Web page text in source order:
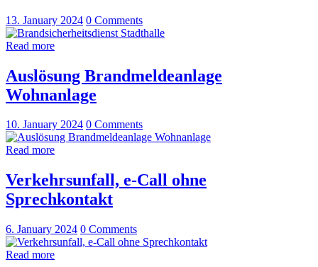
13. January 2024 0 Comments
Read more
Auslösung Brandmeldeanlage
Wohnanlage
10. January 2024 0 Comments
Read more
Verkehrsunfall, e-Call ohne
Sprechkontakt
6. January 2024 0 Comments
Read more